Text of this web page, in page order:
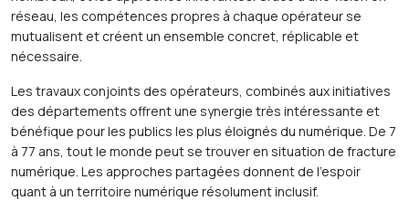
réseau, les compétences propres à chaque opérateur se
mutualisent et créent un ensemble concret, réplicable et
nécessaire.
Les travaux conjoints des opérateurs, combinés aux initiatives
des départements offrent une synergie très intéressante et
bénéfique pour les publics les plus éloignés du numérique. De 7
à 77 ans, tout le monde peut se trouver en situation de fracture
numérique. Les approches partagées donnent de l’espoir
quant à un territoire numérique résolument inclusif.